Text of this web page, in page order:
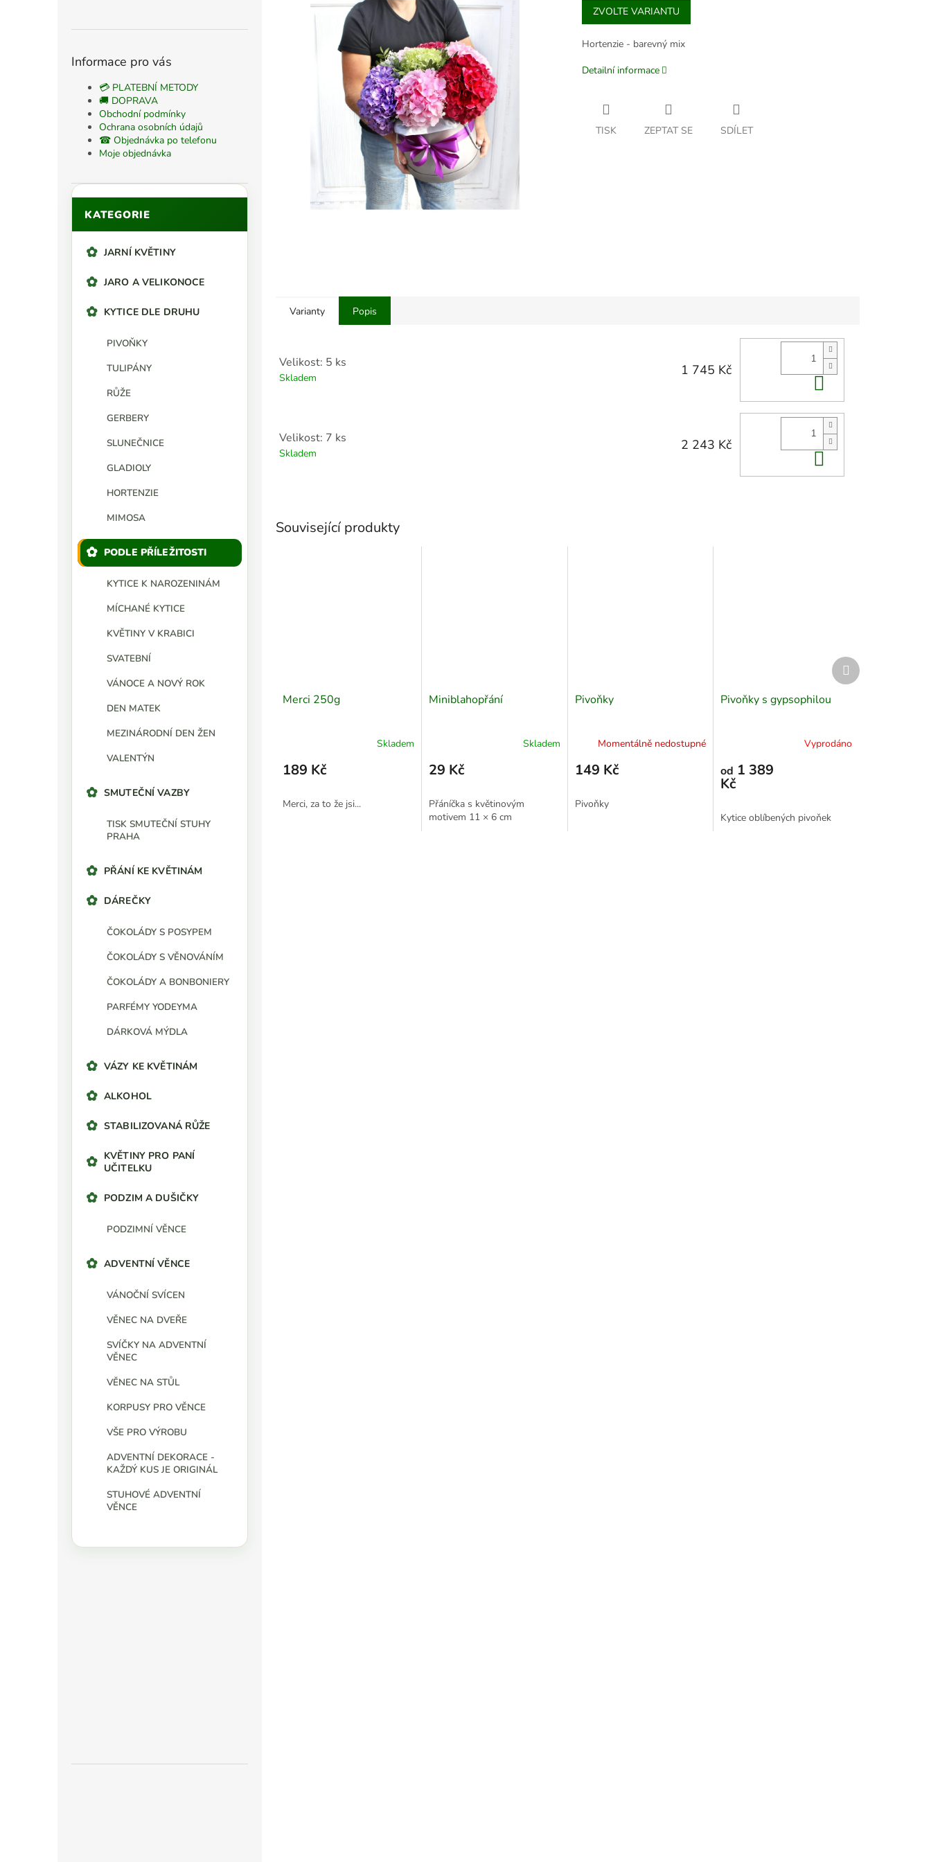
Informace pro vás
💳 PLATEBNÍ METODY
🚚 DOPRAVA
Obchodní podmínky
Ochrana osobních údajů
☎ Objednávka po telefonu
Moje objednávka
kategorie
KATEGORIE
JARNÍ KVĚTINY
JARO A VELIKONOCE
KYTICE DLE DRUHU
PIVOŇKY
TULIPÁNY
RŮŽE
GERBERY
SLUNEČNICE
GLADIOLY
HORTENZIE
MIMOSA
PODLE PŘÍLEŽITOSTI
KYTICE K NAROZENINÁM
MÍCHANÉ KYTICE
KVĚTINY V KRABICI
SVATEBNÍ
VÁNOCE A NOVÝ ROK
DEN MATEK
MEZINÁRODNÍ DEN ŽEN
VALENTÝN
SMUTEČNÍ VAZBY
TISK SMUTEČNÍ STUHY
PRAHA
PŘÁNÍ KE KVĚTINÁM
DÁREČKY
ČOKOLÁDY S POSYPEM
ČOKOLÁDY S VĚNOVÁNÍM
ČOKOLÁDY A BONBONIERY
PARFÉMY YODEYMA
DÁRKOVÁ MÝDLA
VÁZY KE KVĚTINÁM
ALKOHOL
STABILIZOVANÁ RŮŽE
KVĚTINY PRO PANÍ
UČITELKU
PODZIM A DUŠIČKY
PODZIMNÍ VĚNCE
ADVENTNÍ VĚNCE
VÁNOČNÍ SVÍCEN
VĚNEC NA DVEŘE
SVÍČKY NA ADVENTNÍ
VĚNEC
VĚNEC NA STŮL
KORPUSY PRO VĚNCE
VŠE PRO VÝROBU
ADVENTNÍ DEKORACE -
KAŽDÝ KUS JE ORIGINÁL
STUHOVÉ ADVENTNÍ
VĚNCE
cena:
ZVOLTE VARIANTU
Hortenzie - barevný mix
Detailní informace
TISK ZEPTAT SE SDÍLET
Související produkty
Merci 250g
Skladem
189 Kč
Merci, za to že jsi...
Miniblahopřání
Skladem
29 Kč
Přáníčka s květinovým
motivem 11 × 6 cm
Pivoňky
Momentálně nedostupné
149 Kč
Pivoňky
Pivoňky s gypsophilou
Vyprodáno
od 1 389
Kč
Kytice oblíbených pivoňek
Další
produkt
Varianty Popis
Velikost: 5 ks
Skladem 1 745 Kč
Velikost: 7 ks
Skladem 2 243 Kč